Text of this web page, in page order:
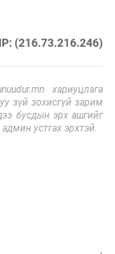
(216.73.216.246)
хариуцлага
зүй зохисгүй зарим
бусдын эрх ашгийг
устгах эрхтэй.